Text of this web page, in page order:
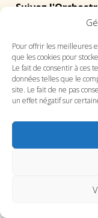
Pour offrir les meilleures
que les cookies pour
Le fait de consentir à ces
données telles que le
site. Le fait de ne pas
un effet négatif sur
Suivez
Suivez le